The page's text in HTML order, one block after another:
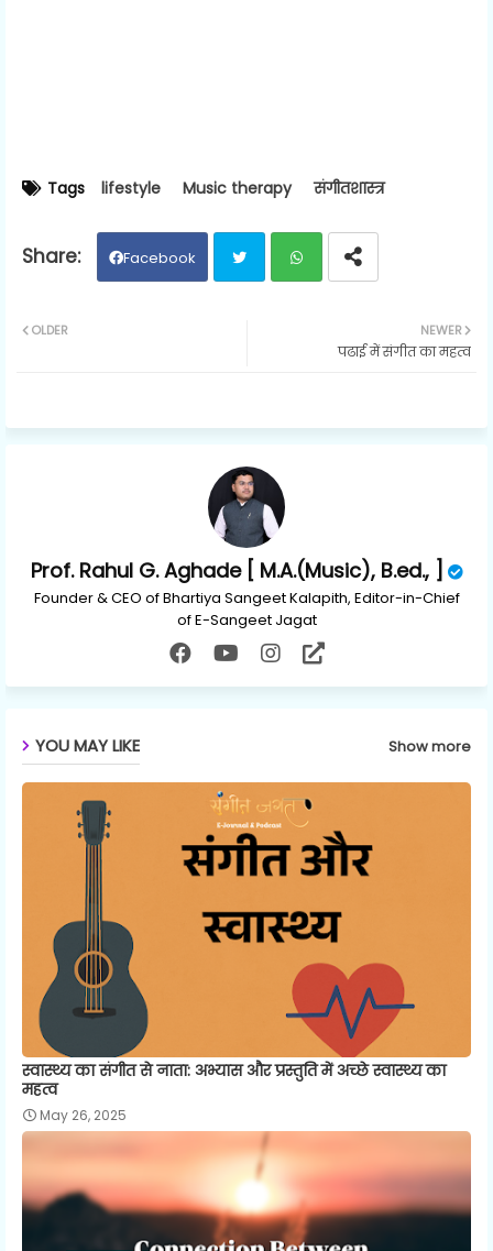
Tags lifestyle Music therapy संगीतशास्त्र
Facebook
NEWER
पढाई में संगीत का महत्व
OLDER
Prof. Rahul G. Aghade [ M.A.(Music), B.ed., ]
Founder & CEO of Bhartiya Sangeet Kalapith, Editor-in-Chief
of E-Sangeet Jagat
YOU MAY LIKE Show more
स्वास्थ्य का संगीत से नाता: अभ्यास और प्रस्तुति में अच्छे स्वास्थ्य का
महत्व
May 26, 2025